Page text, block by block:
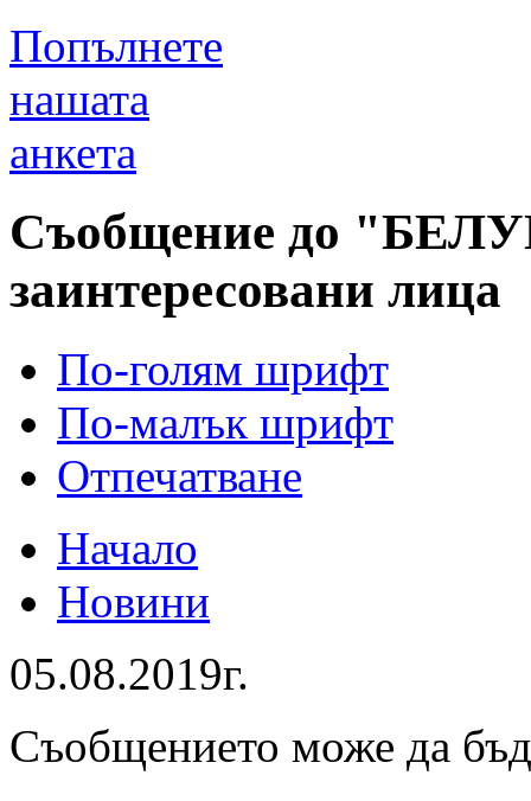
Попълнете
нашата
анкета
Съобщение до
заинтересовани лица
По-голям шрифт
По-малък шрифт
Отпечатване
Начало
Новини
05.08.2019г.
Съобщението може да